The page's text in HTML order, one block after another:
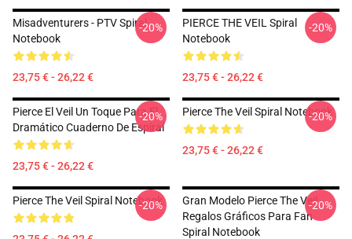
Misadventurers - PTV Spiral
Notebook
23,75 € - 26,22 €
-20%
PIERCE THE VEIL Spiral
Notebook
23,75 € - 26,22 €
-20%
Pierce El Veil Un Toque Para El
Dramático Cuaderno De Espiral
23,75 € - 26,22 €
-20% Pierce The Veil Spiral Notebook
23,75 € - 26,22 €
-20%
Pierce The Veil Spiral Notebook
-20%
Gran Modelo Pierce The Veil
Regalos Gráficos Para Fan
Spiral Notebook
-20%